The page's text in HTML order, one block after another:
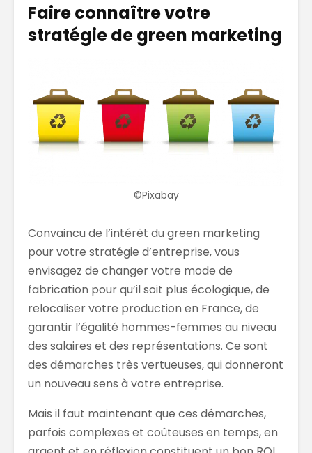
Faire connaître votre
stratégie de green marketing
©Pixabay
Convaincu de l’intérêt du green marketing
pour votre stratégie d’entreprise, vous
envisagez de changer votre mode de
fabrication pour qu’il soit plus écologique, de
relocaliser votre production en France, de
garantir l’égalité hommes-femmes au niveau
des salaires et des représentations. Ce sont
des démarches très vertueuses, qui donneront
un nouveau sens à votre entreprise.
Mais il faut maintenant que ces démarches,
parfois complexes et coûteuses en temps, en